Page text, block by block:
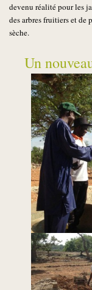
devenu réalité pour les
des arbres fruitiers et de
sèche.
Un